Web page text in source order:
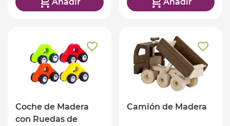
Añadir Añadir
Coche de Madera
con Ruedas de
Camión de Madera